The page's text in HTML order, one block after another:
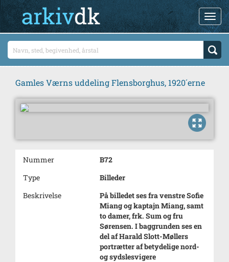
Gamles Værns uddeling Flensborghus, 1920´erne
Nummer
B72
Type
Billeder
Beskrivelse
På billedet ses fra venstre Sofie
Miang og kaptajn Miang, samt
to damer, frk. Sum og fru
Sørensen. I baggrunden ses en
del af Harald Slott-Møllers
portrætter af betydelige nord-
og sydslesvigere